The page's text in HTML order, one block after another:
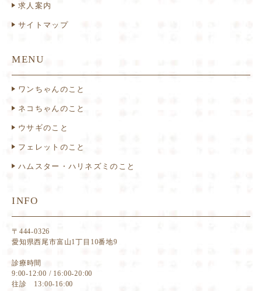
求人案内
サイトマップ
MENU
ワンちゃんのこと
ネコちゃんのこと
ウサギのこと
フェレットのこと
ハムスター・ハリネズミのこと
INFO
〒444-0326
愛知県西尾市富山1丁目10番地9
診療時間
9:00-12:00 / 16:00-20:00
往診 13:00-16:00